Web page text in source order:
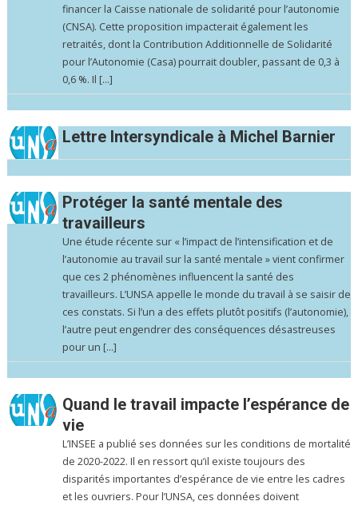
financer la Caisse nationale de solidarité pour l’autonomie
(CNSA). Cette proposition impacterait également les
retraités, dont la Contribution Additionnelle de Solidarité
pour l’Autonomie (Casa) pourrait doubler, passant de 0,3 à
0,6 %. Il […]
Lettre Intersyndicale à Michel Barnier
Protéger la santé mentale des
travailleurs
Une étude récente sur « l’impact de l’intensification et de
l’autonomie au travail sur la santé mentale » vient confirmer
que ces 2 phénomènes influencent la santé des
travailleurs. L’UNSA appelle le monde du travail à se saisir de
ces constats. Si l’un a des effets plutôt positifs (l’autonomie),
l’autre peut engendrer des conséquences désastreuses
pour un […]
Quand le travail impacte l’espérance de
vie
L’INSEE a publié ses données sur les conditions de mortalité
de 2020-2022. Il en ressort qu’il existe toujours des
disparités importantes d’espérance de vie entre les cadres
et les ouvriers. Pour l’UNSA, ces données doivent